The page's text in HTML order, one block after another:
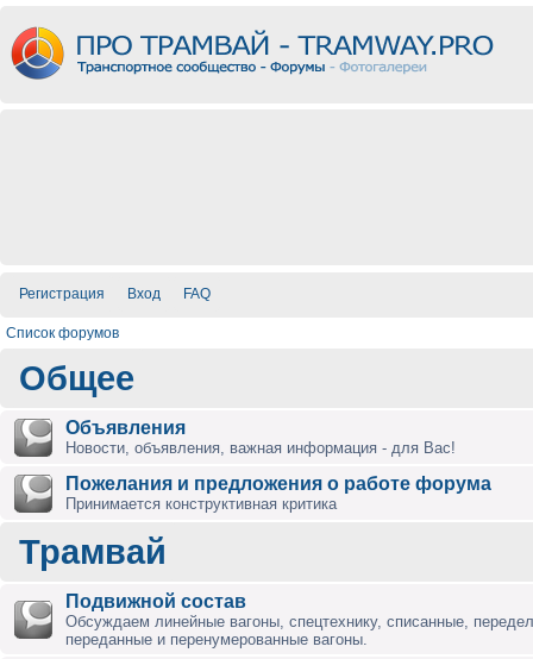
Регистрация Вход FAQ
Список форумов
Общее
Объявления
Новости, объявления, важная информация - для Вас!
Пожелания и предложения о работе форума
Принимается конструктивная критика
Трамвай
Подвижной состав
Обсуждаем линейные вагоны, спецтехнику, списанные,
переданные и перенумерованные вагоны.